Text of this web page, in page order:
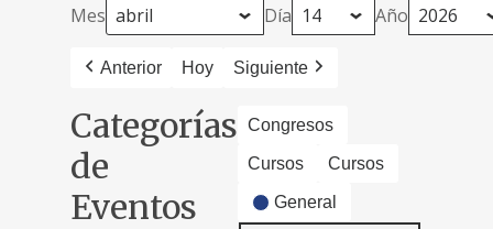
Mes Día Año
Anterior Hoy Siguiente
Categorías
de
Eventos
Congresos
Cursos Cursos
General